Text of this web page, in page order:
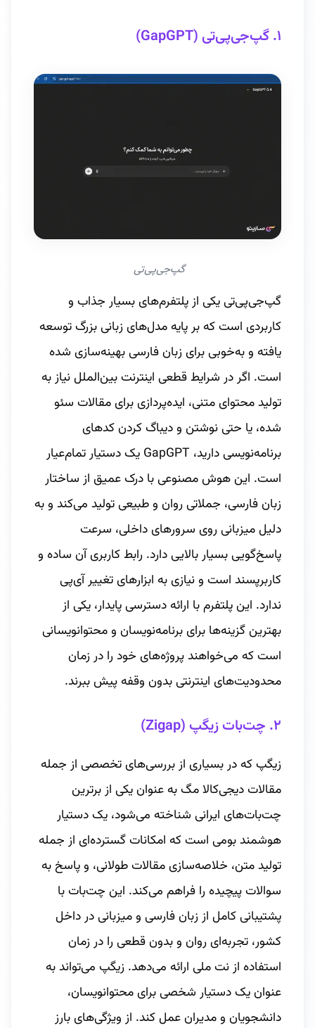
۱. گپ‌جی‌پی‌تی (GapGPT)
گپ‌جی‌پی‌تی
گپ‌جی‌پی‌تی یکی از پلتفرم‌های بسیار جذاب و
کاربردی است که بر پایه مدل‌های زبانی بزرگ توسعه
یافته و به‌خوبی برای زبان فارسی بهینه‌سازی شده
است. اگر در شرایط قطعی اینترنت بین‌الملل نیاز به
تولید محتوای متنی، ایده‌پردازی برای مقالات سئو
شده، یا حتی نوشتن و دیباگ کردن کدهای
برنامه‌نویسی دارید، GapGPT یک دستیار تمام‌عیار
است. این هوش مصنوعی با درک عمیق از ساختار
زبان فارسی، جملاتی روان و طبیعی تولید می‌کند و به
دلیل میزبانی روی سرورهای داخلی، سرعت
پاسخ‌گویی بسیار بالایی دارد. رابط کاربری آن ساده و
کاربرپسند است و نیازی به ابزارهای تغییر آی‌پی
ندارد. این پلتفرم با ارائه دسترسی پایدار، یکی از
بهترین گزینه‌ها برای برنامه‌نویسان و محتوانویسانی
است که می‌خواهند پروژه‌های خود را در زمان
محدودیت‌های اینترنتی بدون وقفه پیش ببرند.
۲. چت‌بات زیگپ (Zigap)
زیگپ که در بسیاری از بررسی‌های تخصصی از جمله
مقالات دیجی‌کالا مگ به عنوان یکی از برترین
چت‌بات‌های ایرانی شناخته می‌شود، یک دستیار
هوشمند بومی است که امکانات گسترده‌ای از جمله
تولید متن، خلاصه‌سازی مقالات طولانی، و پاسخ به
سوالات پیچیده را فراهم می‌کند. این چت‌بات با
پشتیبانی کامل از زبان فارسی و میزبانی در داخل
کشور، تجربه‌ای روان و بدون قطعی را در زمان
استفاده از نت ملی ارائه می‌دهد. زیگپ می‌تواند به
عنوان یک دستیار شخصی برای محتوانویسان،
دانشجویان و مدیران عمل کند. از ویژگی‌های بارز